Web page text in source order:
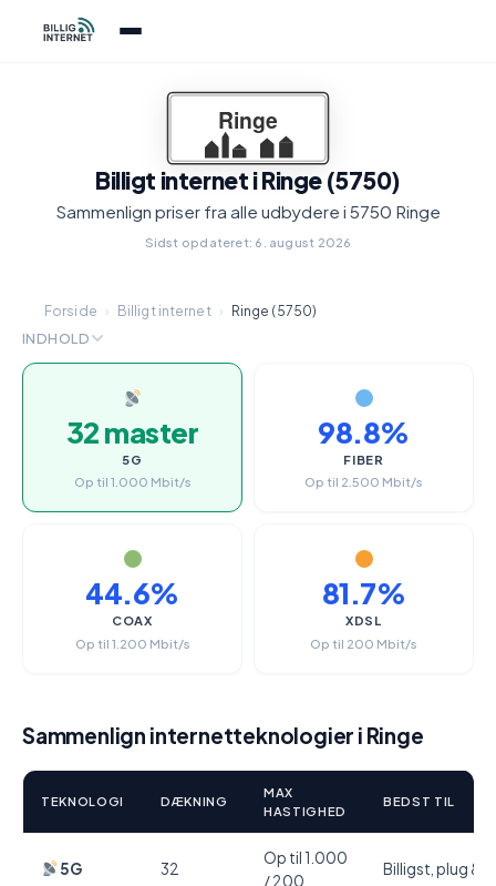
Billigt internet i Ringe (5750)
Sammenlign priser fra alle udbydere i 5750 Ringe
Sidst opdateret: 6. august 2026
Forside › Billigt internet › Ringe (5750)
INDHOLD
32 master
5G
Op til 1.000 Mbit/s
98.8%
FIBER
Op til 2.500 Mbit/s
44.6%
COAX
Op til 1.200 Mbit/s
81.7%
XDSL
Op til 200 Mbit/s
Sammenlign internetteknologier i Ringe
TEKNOLOGI DÆKNING
MAX
HASTIGHED
BEDST TIL
5G
32
Op til 1.000
/ 200
Billigst, plug &